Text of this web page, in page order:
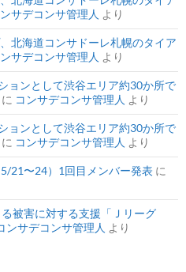
サデコンサ管理人 より
北海道コンサドーレ札幌のタイア
サデコンサ管理人 より
ョンとして渋谷エリア約30か所で
に コンサデコンサ管理人 より
ョンとして渋谷エリア約30か所で
に コンサデコンサ管理人 より
21〜24）1回目メンバー発表 に
被害に対する支援「Ｊリーグ
ンサデコンサ管理人 より